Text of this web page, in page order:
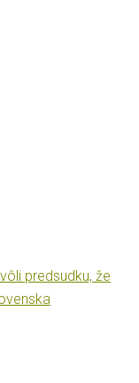
predsudku, že